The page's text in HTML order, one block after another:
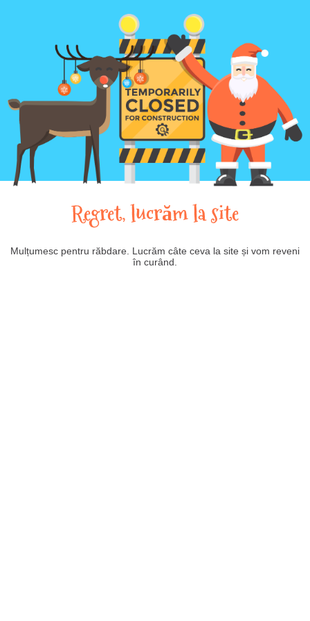
Regret, lucrăm la site
Mulțumesc pentru răbdare. Lucrăm câte ceva la site și vom reveni
în curând.